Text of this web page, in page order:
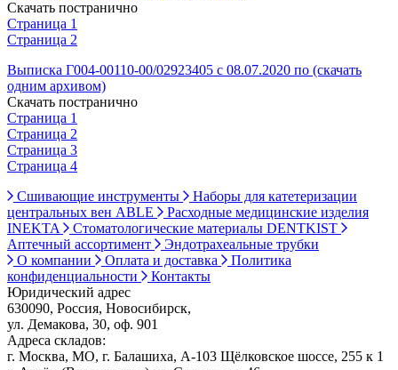
Скачать постранично
Страница 1
Страница 2
Выписка Г004-00110-00/02923405 с 08.07.2020 по (скачать
одним архивом)
Скачать постранично
Страница 1
Страница 2
Страница 3
Страница 4
Сшивающие инструменты
Наборы для катетеризации
центральных вен ABLE
Расходные медицинские изделия
INEKTA
Стоматологические материалы DENTKIST
Аптечный ассортимент
Эндотрахеальные трубки
О компании
Оплата и доставка
Политика
конфиденциальности
Контакты
Юридический адрес
630090, Россия, Новосибирск,
ул. Демакова, 30, оф. 901
Адреса складов:
г. Москва, МО, г. Балашиха, А-103 Щёлковское шоссе, 255 к 1